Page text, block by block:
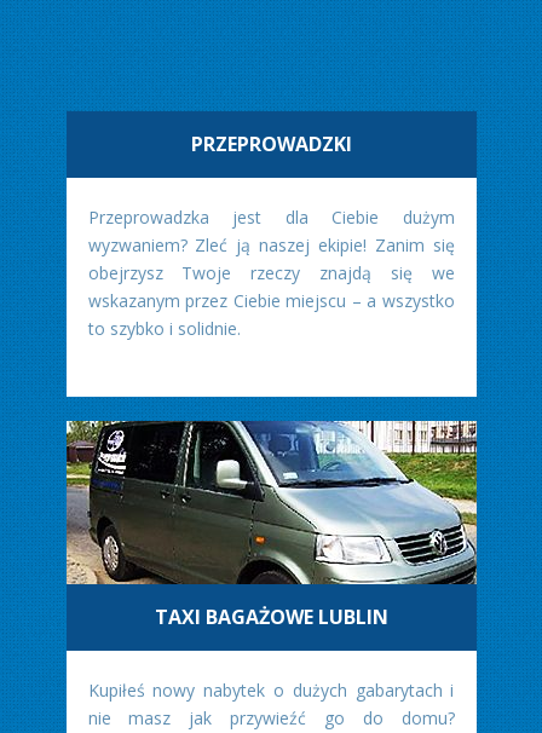
PRZEPROWADZKI
Przeprowadzka jest dla Ciebie dużym
wyzwaniem? Zleć ją naszej ekipie! Zanim się
obejrzysz Twoje rzeczy znajdą się we
wskazanym przez Ciebie miejscu – a wszystko
to szybko i solidnie.
TAXI BAGAŻOWE LUBLIN
Kupiłeś nowy nabytek o dużych gabarytach i
nie masz jak przywieźć go do domu?